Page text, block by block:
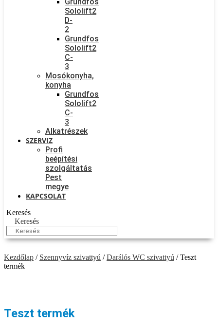
Sololift2
D-
2
Grundfos
Sololift2
C-
3
Mosókonyha,
konyha
Grundfos
Sololift2
C-
3
Alkatrészek
SZERVIZ
Profi
beépítési
szolgáltatás
Pest
megye
KAPCSOLAT
Keresés
Keresés
Kezdőlap / Szennyvíz szivattyú /Darálós WC szivattyú / Teszt
termék
Teszt termék